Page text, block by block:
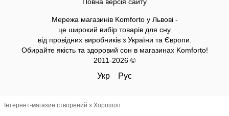
Мережа магазинів Komforto у Львові -
це широкий вибір товарів для сну
від провідних виробників з України та Європи.
Обирайте якість та здоровий сон в магазинах Komforto!
2011-2026 ©
Укр Рус
Інтернет-магазин створений з Хорошоп